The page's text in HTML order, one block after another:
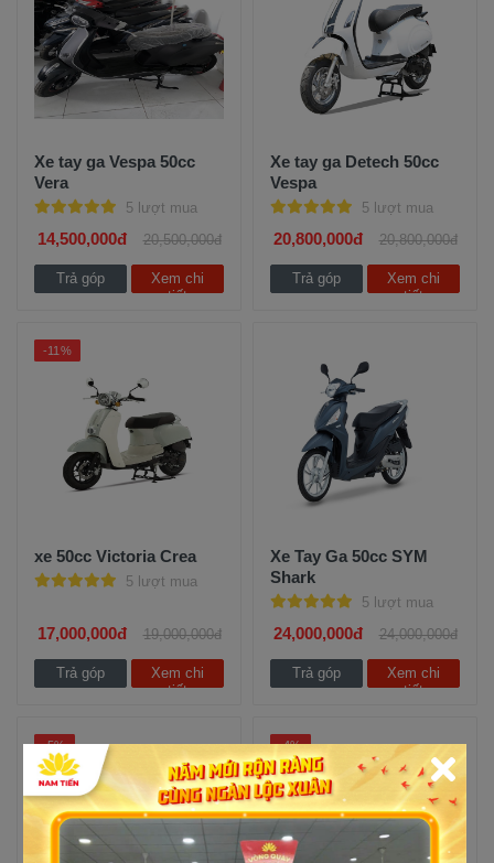
Xe tay ga Vespa 50cc
Vera
5 lượt mua
14,500,000đ 20,500,000đ
Trả góp
Xem chi
tiết
Xe tay ga Detech 50cc
Vespa
5 lượt mua
20,800,000đ 20,800,000đ
Trả góp
Xem chi
tiết
-11%
xe 50cc Victoria Crea
5 lượt mua
17,000,000đ 19,000,000đ
Trả góp
Xem chi
tiết
Xe Tay Ga 50cc SYM
Shark
5 lượt mua
24,000,000đ 24,000,000đ
Trả góp
Xem chi
tiết
-5% -4%